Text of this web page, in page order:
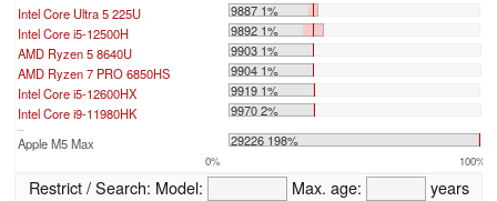
Intel Core Ultra 5 225U
9887 1%
Intel Core i5-12500H
9892 1%
AMD Ryzen 5 8640U
9903 1%
AMD Ryzen 7 PRO 6850HS
9904 1%
Intel Core i5-12600HX
9919 1%
Intel Core i9-11980HK
9970 2%
...
Apple M5 Max 29226 198%
0% 100%
Restrict / Search: Model: Max. age:
years